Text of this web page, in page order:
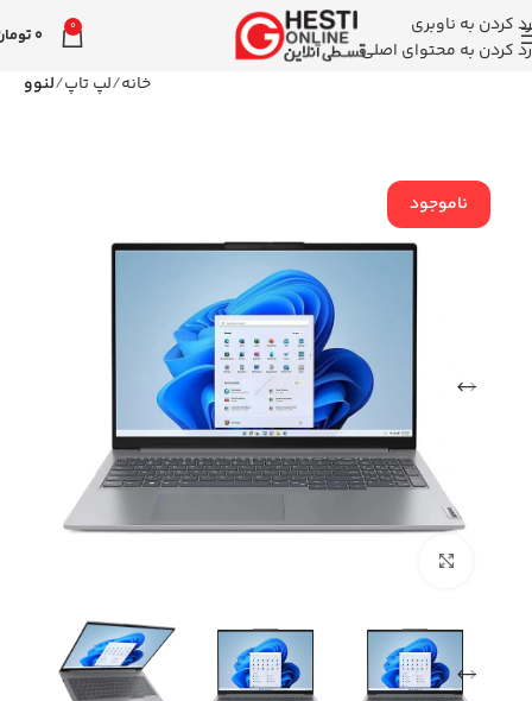
رد کردن به ناوبری
رد کردن به محتوای اصلی
0
0
خانه لپ تاپ لنوو
ناموجود